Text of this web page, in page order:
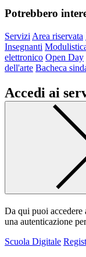
Potrebbero
Servizi Area riservata
Insegnanti
elettronico Open Day
dell'arte Bacheca
Accedi ai
Da qui puoi
una autenticazione
Scuola Digitale